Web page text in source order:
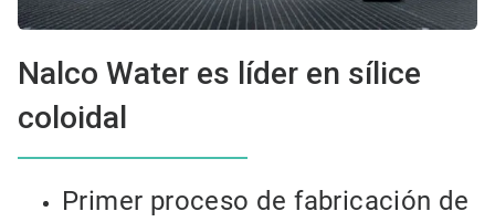
Nalco Water es líder en sílice
coloidal
Primer proceso de fabricación de